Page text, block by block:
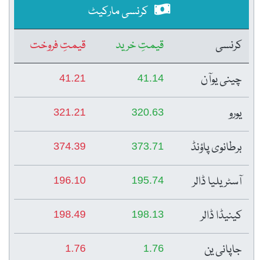
کرنسی مارکیٹ
کرنسی
قیمتِ خرید
قیمتِ فروخت
چینی یوآن
41.14
41.21
یورو 320.63
321.21
برطانوی پاؤنڈ 373.71
374.39
آسٹریلیا ڈالر 195.74
196.10
کینیڈا ڈالر 198.13
198.49
جاپانی ین 1.76
1.76